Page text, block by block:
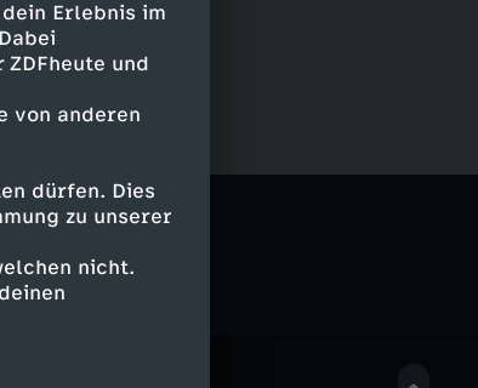
Erlebnis im
und
von anderen
dürfen. Dies
zu unserer
nicht.